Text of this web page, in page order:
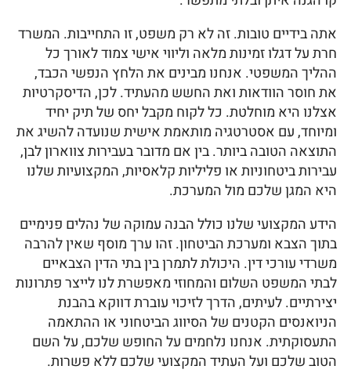
אתה בידיים טובות. זה לא רק משפט, זו התחייבות. המשרד
חרת על דגלו זמינות מלאה וליווי אישי צמוד לאורך כל
ההליך המשפטי. אנחנו מבינים את הלחץ הנפשי הכבד,
את חוסר הוודאות ואת החשש מהעתיד. לכן, הדיסקרטיות
אצלנו היא מוחלטת. כל לקוח מקבל יחס של תיק יחיד
ומיוחד, עם אסטרטגיה מותאמת אישית שנועדה להשיג את
התוצאה הטובה ביותר. בין אם מדובר בעבירות צווארון לבן,
עבירות ביטחוניות או פליליות קלאסיות, המקצועיות שלנו
היא המגן שלכם מול המערכת.
הידע המקצועי שלנו כולל הבנה עמוקה של נהלים פנימיים
בתוך הצבא ומערכת הביטחון. זהו ערך מוסף שאין להרבה
משרדי עורכי דין. היכולת לתמרן בין בתי הדין הצבאיים
לבתי המשפט השלום והמחוזי מאפשרת לנו לייצר פתרונות
יצירתיים. לעיתים, הדרך לזיכוי עוברת דווקא בהבנת
הניואנסים הקטנים של הסיווג הביטחוני או ההתאמה
התעסוקתית. אנחנו נלחמים על החופש שלכם, על השם
הטוב שלכם ועל העתיד המקצועי שלכם ללא פשרות.